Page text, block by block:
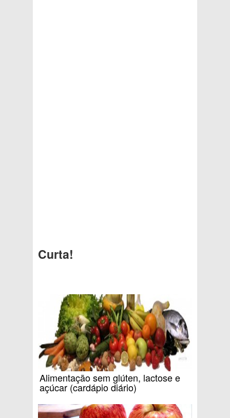
Curta!
Alimentação sem glúten, lactose e
açúcar (cardápio diário)